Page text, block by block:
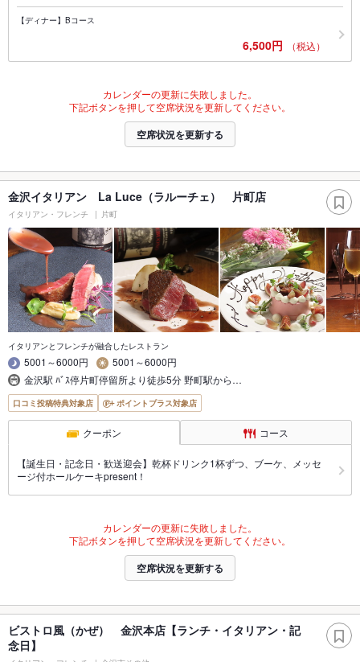
【ディナー】Bコース
6,500円 （税込）
カレンダーの更新に失敗しました。
下記ボタンを押して空席状況を更新してください。
空席状況を更新する
金沢イタリアン La Luce（ラルーチェ） 片町店
イタリアン・フレンチ 片町
イタリアンとフレンチが融合したレストラン
5001～6000円
5001～6000円
金沢駅 ﾊﾞｽ停片町停留所より徒歩5分 野町駅から…
口コミ投稿特典対象店 ポイントプラス対象店
クーポン コース
【誕生日・記念日・歓送迎会】乾杯ドリンク1杯ずつ、ブーケ、メッセ
ージ付ホールケーキpresent！
カレンダーの更新に失敗しました。
下記ボタンを押して空席状況を更新してください。
空席状況を更新する
ビストロ風（かぜ） 金沢本店【ランチ・イタリアン・記
念日】